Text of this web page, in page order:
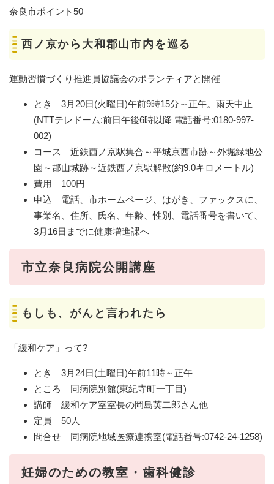
奈良市ポイント50
西ノ京から大和郡山市内を巡る
運動習慣づくり推進員協議会のボランティアと開催
とき 3月20日(火曜日)午前9時15分～正午。雨天中止
(NTTテレドーム:前日午後6時以降 電話番号:0180-997-
002)
コース 近鉄西ノ京駅集合～平城京西市跡～外堀緑地公
園～郡山城跡～近鉄西ノ京駅解散(約9.0キロメートル)
費用 100円
申込 電話、市ホームページ、はがき、ファックスに、
事業名、住所、氏名、年齢、性別、電話番号を書いて、
3月16日までに健康増進課へ
市立奈良病院公開講座
もしも、がんと言われたら
「緩和ケア」って?
とき 3月24日(土曜日)午前11時～正午
ところ 同病院別館(東紀寺町一丁目)
講師 緩和ケア室室長の岡島英二郎さん他
定員 50人
問合せ 同病院地域医療連携室(電話番号:0742-24-1258)
妊婦のための教室・歯科健診